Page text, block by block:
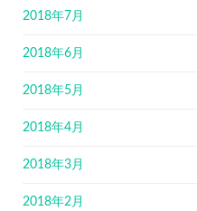
2018年7月
2018年6月
2018年5月
2018年4月
2018年3月
2018年2月